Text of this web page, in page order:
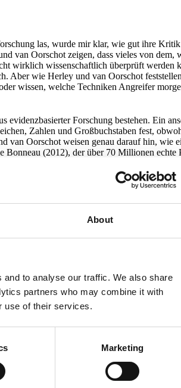
About
to analyse our traffic. We also share
partners who may combine it with
use of their services.
Marketing
las, wurde mir klar, wie gut ihre
van Oorschot zeigen, dass vieles von dem,
wirklich wissenschaftlich überprüft werden
Aber wie Herley und van Oorschot
wissen, welche Techniken Angreifer
Forschung bestehen. Ein
Zahlen und Großbuchstaben fest,
van Oorschot weisen genau darauf hin, wie
(2012), der über 70 Millionen echte
Nicht die Kontrollen versagten, sondern die
und kognitiven Grenzen kollidierten.
wollen. Wir bauen Systeme, die logisch
sie aber in Organisationen um, die unter
der Mensch.
solange wir uns auf empirisch testbare
wir wissenschaftlich gültige Aussagen
Bedingungen sind sehr präzise
Angreifer neue Methoden
verändern als wir Unterwäsche
entfernt, in der Modelle funktionieren.
technischen Lösungen sind, sie werden an
wird in Studien zu Sicherheitsverhalten und
Belastung zu hoch ist, wenn
wird (Furnell & Clarke, 2012). Der Mensch